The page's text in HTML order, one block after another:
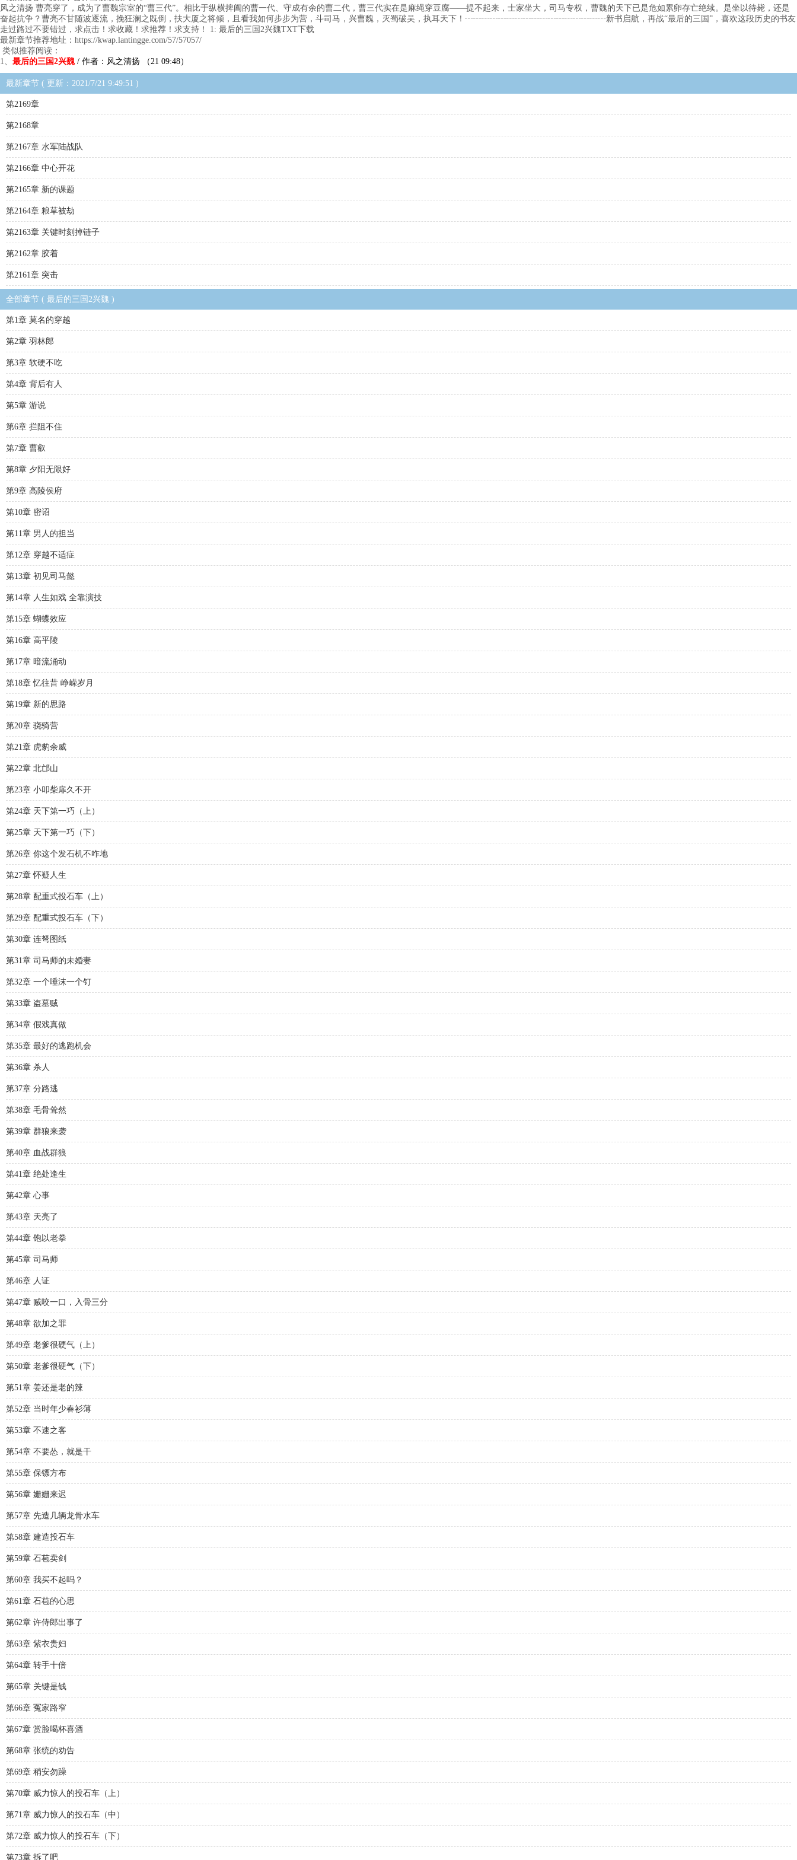
风之清扬 曹亮穿了，成为了曹魏宗室的“曹三代”。相比于纵横捭阖的曹一代、守成有余的曹二代，曹三代实在是麻绳穿豆腐——提不起来，士家坐大，司马专权，曹魏的天下已是危如累卵存亡绝续。是坐以待毙，还是
奋起抗争？曹亮不甘随波逐流，挽狂澜之既倒，扶大厦之将倾，且看我如何步步为营，斗司马，兴曹魏，灭蜀破吴，执耳天下！┄┄┄┄┄┄┄┄┄┄┄┄┄┄┄┄┄新书启航，再战“最后的三国”，喜欢这段历史的书友
走过路过不要错过，求点击！求收藏！求推荐！求支持！ 1: 最后的三国2兴魏TXT下载
最新章节推荐地址：https://kwap.lantingge.com/57/57057/
类似推荐阅读：
1、 最后的三国2兴魏 / 作者：风之清扬 （21 09:48）
最新章节 ( 更新：2021/7/21 9:49:51 )
第2169章
第2168章
第2167章 水军陆战队
第2166章 中心开花
第2165章 新的课题
第2164章 粮草被劫
第2163章 关键时刻掉链子
第2162章 胶着
第2161章 突击
全部章节 ( 最后的三国2兴魏 )
第1章 莫名的穿越
第2章 羽林郎
第3章 软硬不吃
第4章 背后有人
第5章 游说
第6章 拦阻不住
第7章 曹叡
第8章 夕阳无限好
第9章 高陵侯府
第10章 密诏
第11章 男人的担当
第12章 穿越不适症
第13章 初见司马懿
第14章 人生如戏 全靠演技
第15章 蝴蝶效应
第16章 高平陵
第17章 暗流涌动
第18章 忆往昔 峥嵘岁月
第19章 新的思路
第20章 骁骑营
第21章 虎豹余威
第22章 北邙山
第23章 小叩柴扉久不开
第24章 天下第一巧（上）
第25章 天下第一巧（下）
第26章 你这个发石机不咋地
第27章 怀疑人生
第28章 配重式投石车（上）
第29章 配重式投石车（下）
第30章 连弩图纸
第31章 司马师的未婚妻
第32章 一个唾沫一个钉
第33章 盗墓贼
第34章 假戏真做
第35章 最好的逃跑机会
第36章 杀人
第37章 分路逃
第38章 毛骨耸然
第39章 群狼来袭
第40章 血战群狼
第41章 绝处逢生
第42章 心事
第43章 天亮了
第44章 饱以老拳
第45章 司马师
第46章 人证
第47章 贼咬一口，入骨三分
第48章 欲加之罪
第49章 老爹很硬气（上）
第50章 老爹很硬气（下）
第51章 姜还是老的辣
第52章 当时年少春衫薄
第53章 不速之客
第54章 不要怂，就是干
第55章 保镖方布
第56章 姗姗来迟
第57章 先造几辆龙骨水车
第58章 建造投石车
第59章 石苞卖剑
第60章 我买不起吗？
第61章 石苞的心思
第62章 许侍郎出事了
第63章 紫衣贵妇
第64章 转手十倍
第65章 关键是钱
第66章 冤家路窄
第67章 赏脸喝杯喜酒
第68章 张统的劝告
第69章 稍安勿躁
第70章 威力惊人的投石车（上）
第71章 威力惊人的投石车（中）
第72章 威力惊人的投石车（下）
第73章 拆了吧